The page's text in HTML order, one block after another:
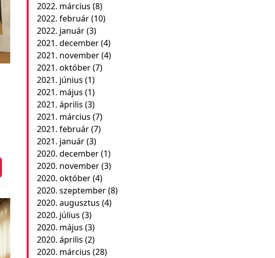
2022. március (8)
2022. február(10)
2022. január(3)
2021. december(4)
2021. november(4)
2021. október(7)
2021. június (1)
2021. május (1)
2021. április (3)
2021. március (7)
2021. február(7)
2021. január(3)
2020. december(1)
2020. november(3)
2020. október(4)
2020. szeptember(8)
2020. augusztus (4)
2020. július (3)
2020. május (3)
2020. április (2)
2020. március (28)